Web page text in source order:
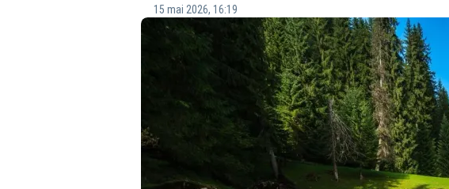
15 mai 2026, 16:19